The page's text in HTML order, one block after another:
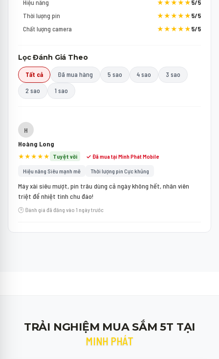
Hiệu năng ★★★★★5/5
Thời lượng pin
★★★★★5/5
Chất lượng camera
★★★★★5/5
Lọc Đánh Giá Theo
Tất cả Đã mua hàng 5 sao 4 sao 3 sao
2 sao 1 sao
H
Hoàng Long
★★★★★ Tuyệt vời ✓ Đã mua tại Minh Phát Mobile
Hiệu năng Siêu mạnh mẽ Thời lượng pin Cực khủng
Máy xài siêu mượt, pin trâu dùng cả ngày không hết, nhân viên
triệt để nhiệt tình chu đáo!
🕒 Đánh giá đã đăng vào 1 ngày trước
TRẢI NGHIỆM MUA SẮM 5T TẠI
MINH PHÁT